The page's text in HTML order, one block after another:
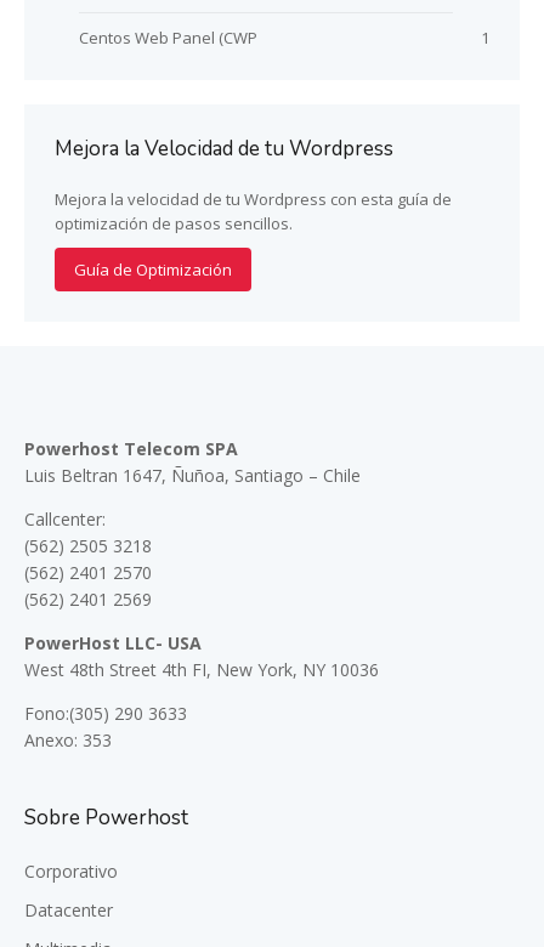
Centos Web Panel (CWP 1
Mejora la Velocidad de tu Wordpress
Mejora la velocidad de tu Wordpress con esta guía de
optimización de pasos sencillos.
Guía de Optimización
Powerhost Telecom SPA
Luis Beltran 1647, Ñuñoa, Santiago – Chile
Callcenter:
(562) 2505 3218
(562) 2401 2570
(562) 2401 2569
PowerHost LLC- USA
West 48th Street 4th FI, New York, NY 10036
Fono:(305) 290 3633
Anexo: 353
Sobre Powerhost
Corporativo
Datacenter